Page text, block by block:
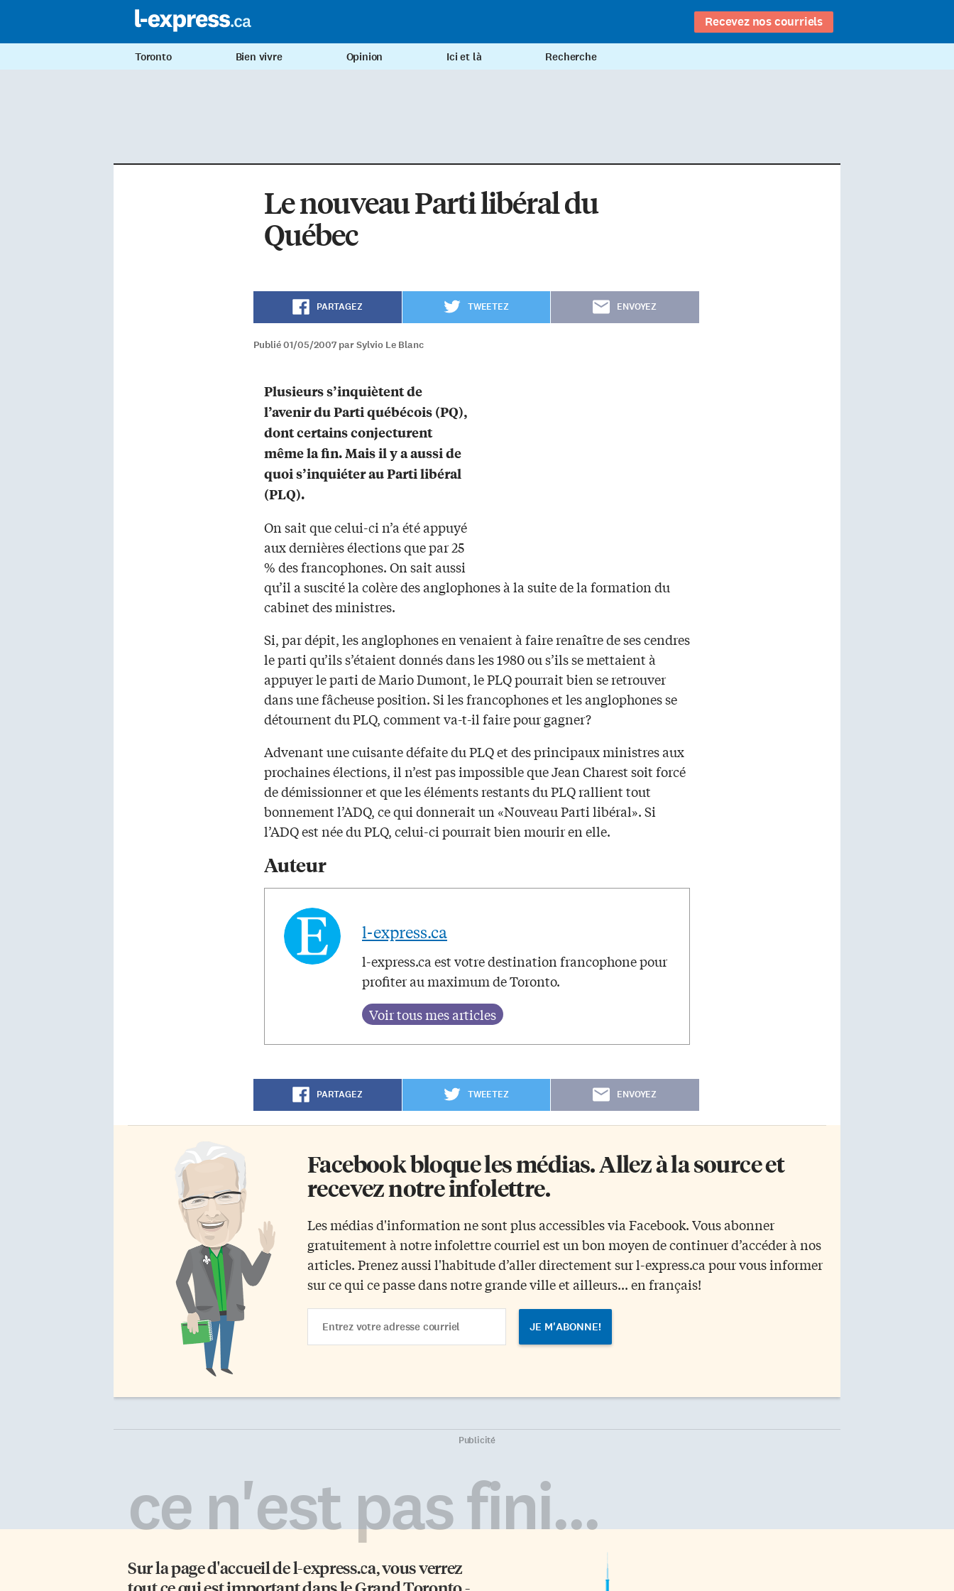
Recevez nos courriels
Toronto Bien vivre Opinion Ici et là Recherche
Le nouveau Parti libéral du
Québec
PARTAGEZ TWEETEZ ENVOYEZ
Publié 01/05/2007 par Sylvio Le Blanc
Plusieurs s’inquiètent de
l’avenir du Parti québécois (PQ),
dont certains conjecturent
même la fin. Mais il y a aussi de
quoi s’inquiéter au Parti libéral
(PLQ).
On sait que celui-ci n’a été appuyé
aux dernières élections que par 25
% des francophones. On sait aussi
qu’il a suscité la colère des anglophones à la suite de la formation du
cabinet des ministres.
Si, par dépit, les anglophones en venaient à faire renaître de ses cendres
le parti qu’ils s’étaient donnés dans les 1980 ou s’ils se mettaient à
appuyer le parti de Mario Dumont, le PLQ pourrait bien se retrouver
dans une fâcheuse position. Si les francophones et les anglophones se
détournent du PLQ, comment va-t-il faire pour gagner?
Advenant une cuisante défaite du PLQ et des principaux ministres aux
prochaines élections, il n’est pas impossible que Jean Charest soit forcé
de démissionner et que les éléments restants du PLQ rallient tout
bonnement l’ADQ, ce qui donnerait un «Nouveau Parti libéral». Si
l’ADQ est née du PLQ, celui-ci pourrait bien mourir en elle.
Auteur
l-express.ca
l-express.ca est votre destination francophone pour
profiter au maximum de Toronto.
PARTAGEZ TWEETEZ ENVOYEZ
Facebook bloque les médias. Allez à la source et
recevez notre infolettre.
Les médias d'information ne sont plus accessibles via Facebook. Vous abonner
gratuitement à notre infolettre courriel est un bon moyen de continuer d’accéder à nos
articles. Prenez aussi l'habitude d’aller directement sur l-express.ca pour vous informer
sur ce qui ce passe dans notre grande ville et ailleurs... en français!
Address
Publicité
ce n'est pas fini...
Sur la page d'accueil del-express.ca, vous verrez